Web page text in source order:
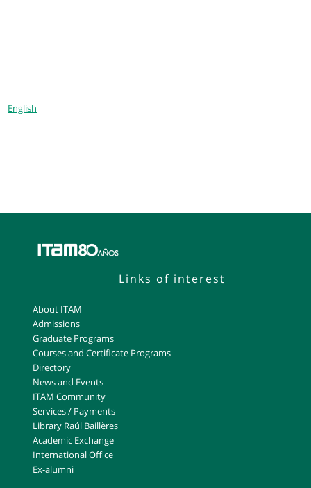
English
Links of interest
About ITAM
Admissions
Graduate Programs
Courses and Certificate Programs
Directory
News and Events
ITAM Community
Services / Payments
Library Raúl Baillères
Academic Exchange
International Office
Ex-alumni